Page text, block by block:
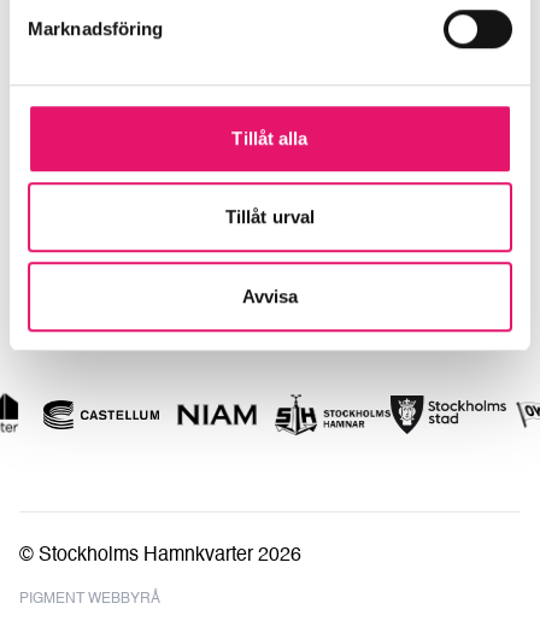
Marknadsföring
Tillåt alla
Tillåt urval
Avvisa
Cookiepolicy
SOCIAL MEDIA
Facebook
© Stockholms Hamnkvarter 2026
PIGMENT WEBBYRÅ